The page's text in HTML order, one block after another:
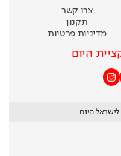
צרו קשר
תקנון
מדיניות פרטיות
היום
היום